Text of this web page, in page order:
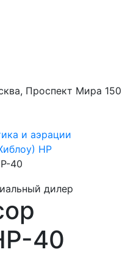
Проспект Мира 150
и аэрации
HP
40
дилер
40